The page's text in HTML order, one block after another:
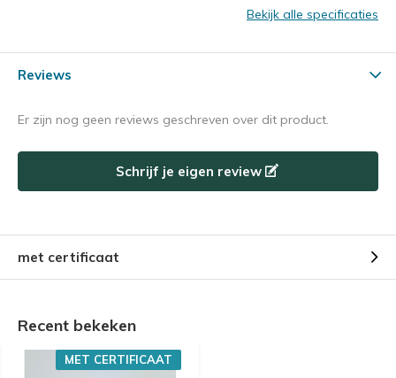
Bekijk alle specificaties
Reviews
Er zijn nog geen reviews geschreven over dit product.
Schrijf je eigen review
met certificaat
Recent bekeken
MET CERTIFICAAT